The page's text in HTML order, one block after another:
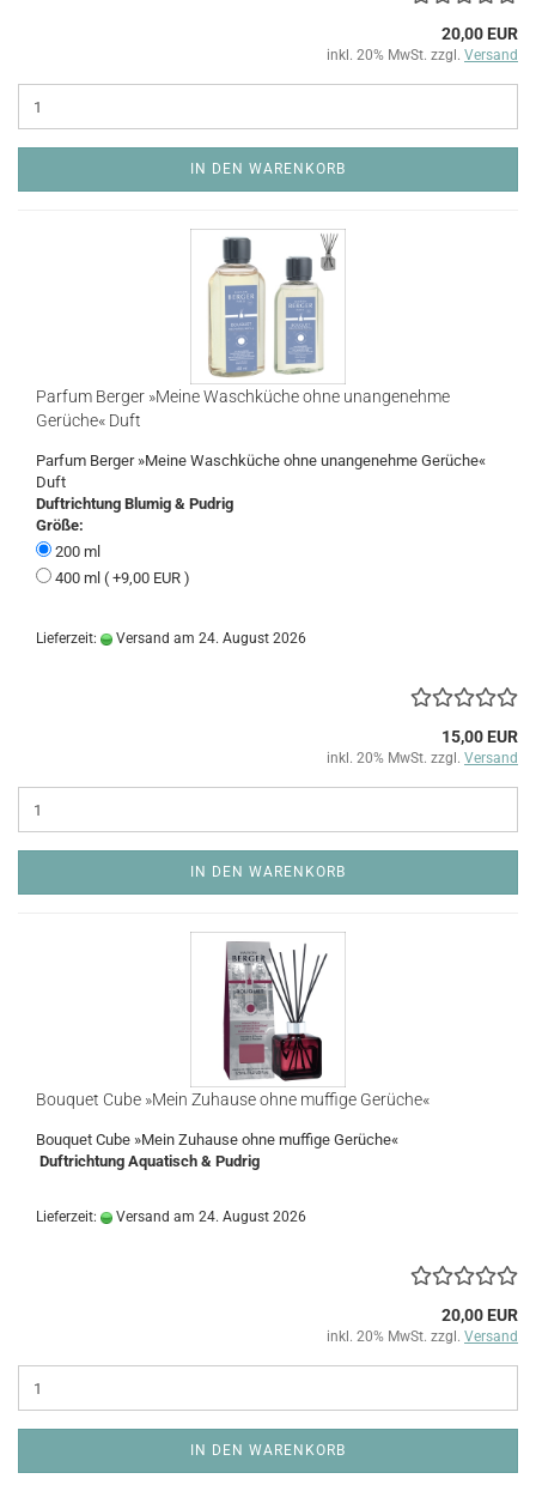
20,00 EUR
inkl. 20% MwSt. zzgl. Versand
IN DEN WARENKORB
Parfum Berger »Meine Waschküche ohne unangenehme
Gerüche« Duft
Parfum Berger »Meine Waschküche ohne unangenehme Gerüche«
Duft
Duftrichtung Blumig & Pudrig
Größe:
200 ml
400 ml ( +9,00 EUR )
Lieferzeit: Versand am 24. August 2026
15,00 EUR
inkl. 20% MwSt. zzgl. Versand
IN DEN WARENKORB
Bouquet Cube »Mein Zuhause ohne muffige Gerüche«
Bouquet Cube »Mein Zuhause ohne muffige Gerüche«
Duftrichtung Aquatisch & Pudrig
Lieferzeit: Versand am 24. August 2026
20,00 EUR
inkl. 20% MwSt. zzgl. Versand
IN DEN WARENKORB